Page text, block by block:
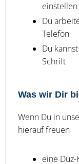
einstellen
Du
Telefon
Du
Schrift
Was wir Dir
Wenn Du in
hierauf freuen
eine